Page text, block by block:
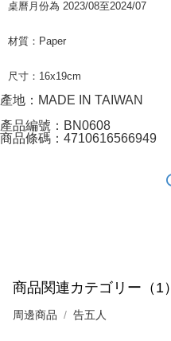
桌曆月份為 2023/08至2024/07
材質：Paper
尺寸：16x19cm
產地：MADE IN TAIWAN
產品編號：BN0608
商品條碼：4710616566949
商品関連カテゴリー（1）
周邊商品 告五人